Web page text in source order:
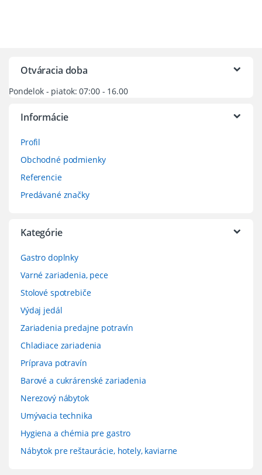
Otváracia doba
Pondelok - piatok: 07:00 - 16.00
Informácie
Profil
Obchodné podmienky
Referencie
Predávané značky
Kategórie
Gastro doplnky
Varné zariadenia, pece
Stolové spotrebiče
Výdaj jedál
Zariadenia predajne potravín
Chladiace zariadenia
Príprava potravín
Barové a cukrárenské zariadenia
Nerezový nábytok
Umývacia technika
Hygiena a chémia pre gastro
Nábytok pre reštaurácie, hotely, kaviarne